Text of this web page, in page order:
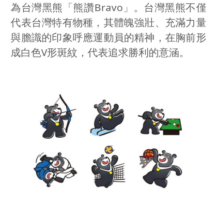
為台灣黑熊「熊讚Bravo 」。台灣黑熊不僅
代表台灣特有物種，其體魄強壯、充滿力量
與膽識的印象呼應運動員的精神，在胸前形
成白色V形斑紋，代表追求勝利的意涵。